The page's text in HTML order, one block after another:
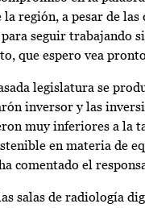
la región, a pesar de
seguir trabajando
que espero vea
legislatura se
inversor y las
muy inferiores a la
en materia de
comentado el
salas de radiología